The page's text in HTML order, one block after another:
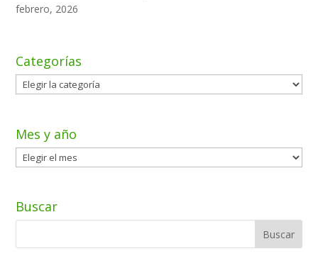
febrero, 2026
Categorías
Categorías
Mes y año
Mes
y
Buscar